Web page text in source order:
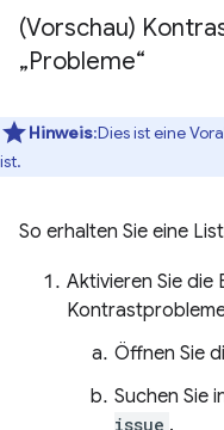
(Vorschau)
„Probleme“
Hinweis:Dies ist eine
ist.
So erhalten Sie eine
Aktivieren Sie die
Öffnen Sie
Suchen Sie
issue .